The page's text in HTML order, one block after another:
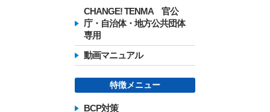
CHANGE! TENMA 官公
庁・自治体・地方公共団体
専用
動画マニュアル
特徴メニュー
BCP対策